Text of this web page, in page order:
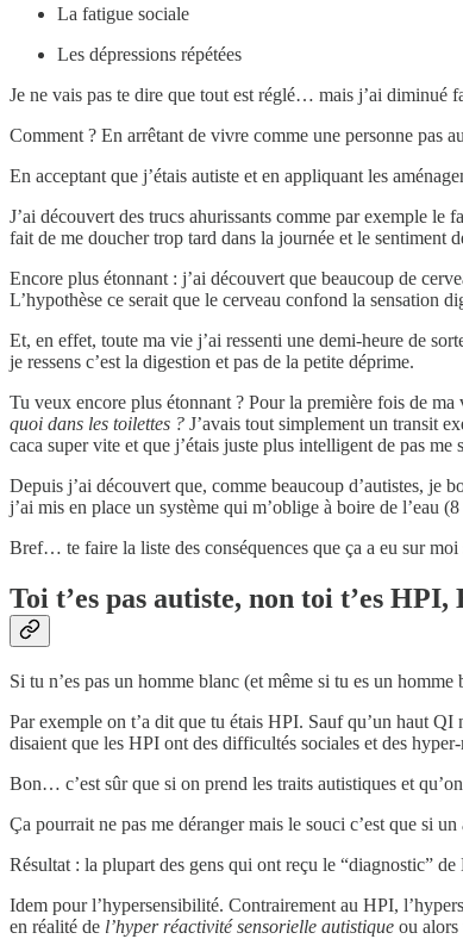
La fatigue sociale
Les dépressions répétées
Je ne vais pas te dire que tout est réglé… mais j’ai diminué
Comment ? En arrêtant de vivre comme une personne pas
En acceptant que j’étais autiste et en appliquant les
J’ai découvert des trucs ahurissants comme par exemple
fait de me doucher trop tard dans la journée et le sentiment
Encore plus étonnant : j’ai découvert que beaucoup de
L’hypothèse ce serait que le cerveau confond la sensation
Et, en effet, toute ma vie j’ai ressenti une demi-heure de
je ressens c’est la digestion et pas de la petite déprime.
Tu veux encore plus étonnant ? Pour la première fois de
quoi dans les toilettes ? J’avais tout simplement un transit
caca super vite et que j’étais juste plus intelligent de pas me
Depuis j’ai découvert que, comme beaucoup d’autistes, je
j’ai mis en place un système qui m’oblige à boire de l’eau
Bref… te faire la liste des conséquences que ça a eu sur
Toi t’es pas autiste, non toi t’es
Si tu n’es pas un homme blanc (et même si tu es un
Par exemple on t’a dit que tu étais HPI. Sauf qu’un haut
disaient que les HPI ont des difficultés sociales et des
Bon… c’est sûr que si on prend les traits autistiques et
Ça pourrait ne pas me déranger mais le souci c’est que si
Résultat : la plupart des gens qui ont reçu le “diagnostic”
Idem pour l’hypersensibilité. Contrairement au HPI,
en réalité de l’hyper réactivité sensorielle autistique ou alors